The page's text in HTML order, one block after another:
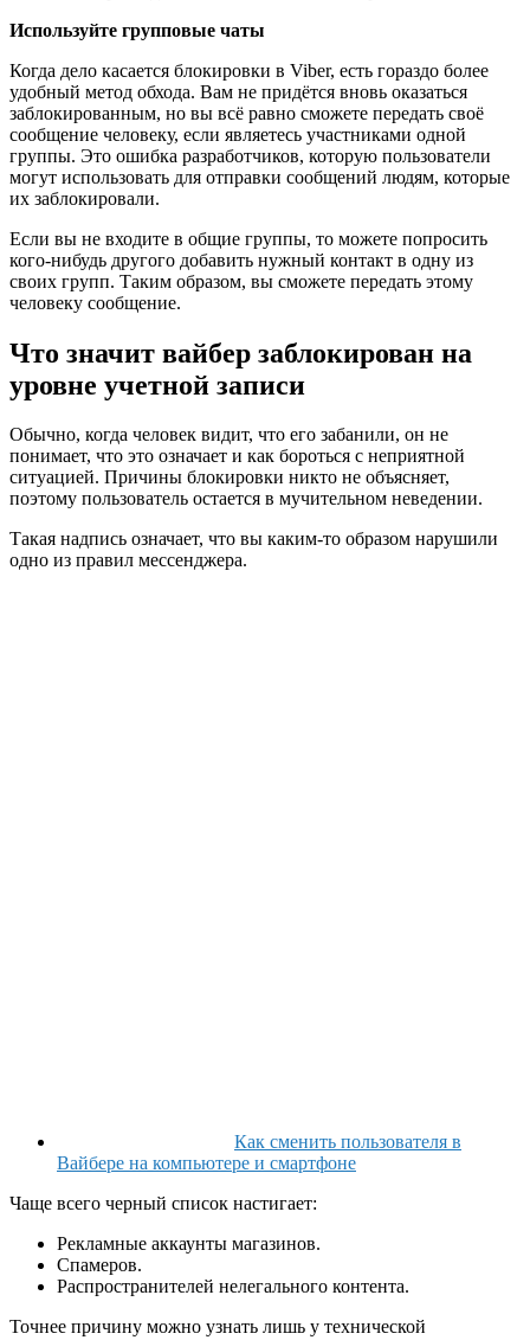
Используйте групповые чаты
Когда дело касается блокировки в Viber, есть гораздо более
удобный метод обхода. Вам не придётся вновь оказаться
заблокированным, но вы всё равно сможете передать своё
сообщение человеку, если являетесь участниками одной
группы. Это ошибка разработчиков, которую пользователи
могут использовать для отправки сообщений людям, которые
их заблокировали.
Если вы не входите в общие группы, то можете попросить
кого-нибудь другого добавить нужный контакт в одну из
своих групп. Таким образом, вы сможете передать этому
человеку сообщение.
Что значит вайбер заблокирован на
уровне учетной записи
Обычно, когда человек видит, что его забанили, он не
понимает, что это означает и как бороться с неприятной
ситуацией. Причины блокировки никто не объясняет,
поэтому пользователь остается в мучительном неведении.
Такая надпись означает, что вы каким-то образом нарушили
одно из правил мессенджера.
Как сменить пользователя в
Вайбере на компьютере и смартфоне
Чаще всего черный список настигает:
Рекламные аккаунты магазинов.
Спамеров.
Распространителей нелегального контента.
Точнее причину можно узнать лишь у технической